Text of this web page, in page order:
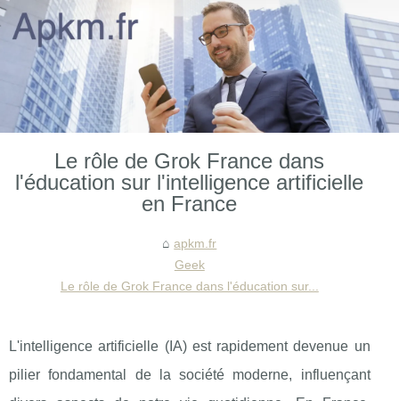
Le rôle de Grok France dans
l'éducation sur l'intelligence artificielle
en France
apkm.fr
Geek
Le rôle de Grok France dans l'éducation sur...
L'intelligence artificielle (IA) est rapidement devenue un
pilier fondamental de la société moderne, influençant